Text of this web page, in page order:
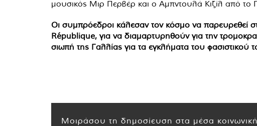
μουσικός Μιρ Περβέρ και ο Αμπντουλά Κιζίλ από το
Οι συμπρόεδροι κάλεσαν τον κόσμο να παρευρεθεί
République, για να διαμαρτυρηθούν για την
σιωπή της Γαλλίας για τα εγκλήματα του φασιστικού
Μοιράσου τη δημοσίευση στα μέσα